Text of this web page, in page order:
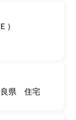
）
県 住宅